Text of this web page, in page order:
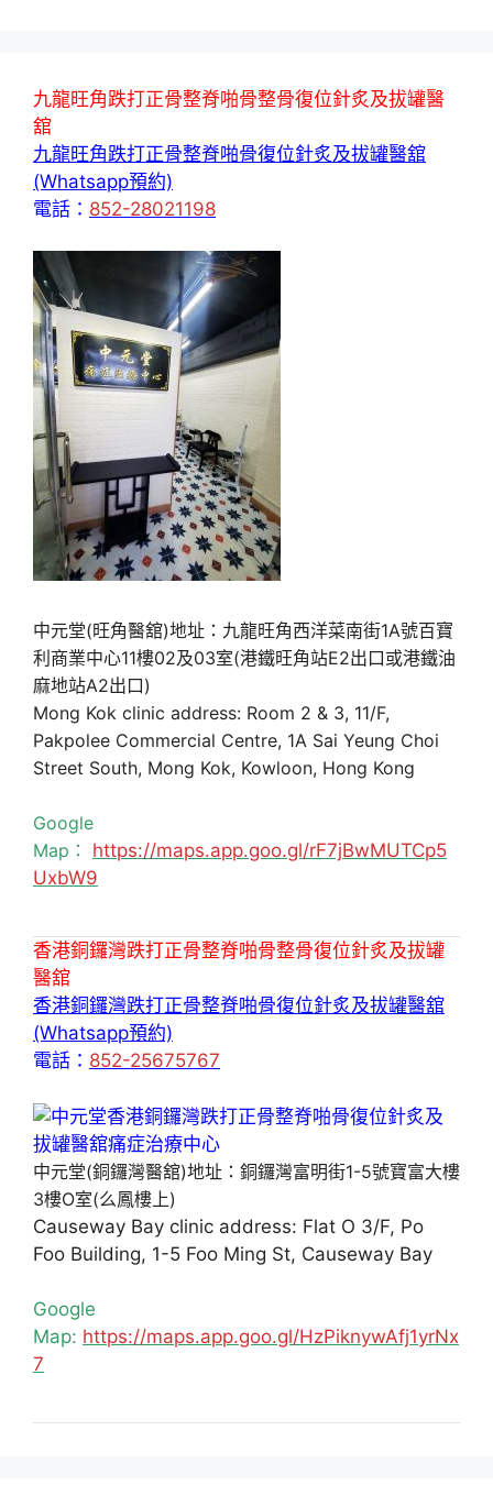
九龍旺角跌打正骨整脊啪骨整骨復位針炙及拔罐醫
舘
九龍旺角跌打正骨整脊啪骨復位針炙及拔罐醫舘
(Whatsapp預約)
電話： 852-28021198
中元堂(旺角醫舘)地址：九龍旺角西洋菜南街1A號百寶
利商業中心11樓02及03室(港鐵旺角站E2出口或港鐵油
麻地站A2出口)
Mong Kok clinic address: Room 2 & 3, 11/F,
Pakpolee Commercial Centre, 1A Sai Yeung Choi
Street South, Mong Kok, Kowloon, Hong Kong
Google
Map： https://maps.app.goo.gl/rF7jBwMUTCp5
UxbW9
香港銅鑼灣跌打正骨整脊啪骨整骨復位針炙及拔罐
醫舘
香港銅鑼灣跌打正骨整脊啪骨復位針炙及拔罐醫舘
(Whatsapp預約)
電話： 852-25675767
中元堂(銅鑼灣醫舘)地址：銅鑼灣富明街1-5號寶富大樓
3樓O室(么鳳樓上)
Causeway Bay clinic address: Flat O 3/F, Po
Foo Building, 1-5 Foo Ming St, Causeway Bay
Google
Map: https://maps.app.goo.gl/HzPiknywAfj1yrNx
7